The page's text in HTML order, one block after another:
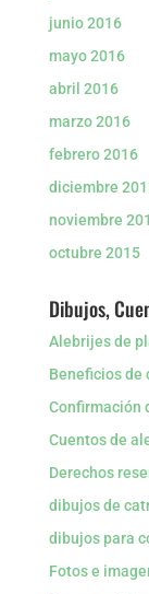
junio 2016
mayo 2016
abril 2016
marzo 2016
febrero 2016
diciembre
noviembre
octubre 2015
Dibujos,
Alebrijes de
Beneficios de
Confirmación
Cuentos de
Derechos
dibujos de
dibujos para
Fotos e